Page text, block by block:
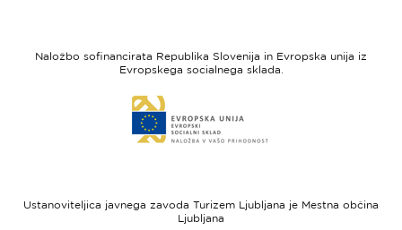
Slovenia
-
regionalni
Naložbo sofinancirata Republika Slovenija in Evropska unija iz
Evropskega socialnega sklada.
do
spletne
sklad
Ustanoviteljica javnega zavoda Turizem Ljubljana je Mestna občina
Ljubljana